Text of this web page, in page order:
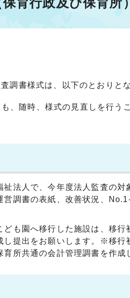
調書様式は、以下のとおりと
も、随時、様式の見直しを行
祉法人で、今年度法人監査の
営調書の表紙、改善状況、
ども園へ移行した施設は、移
し提出をお願いします。※移
所共通の会計管理調書を作成